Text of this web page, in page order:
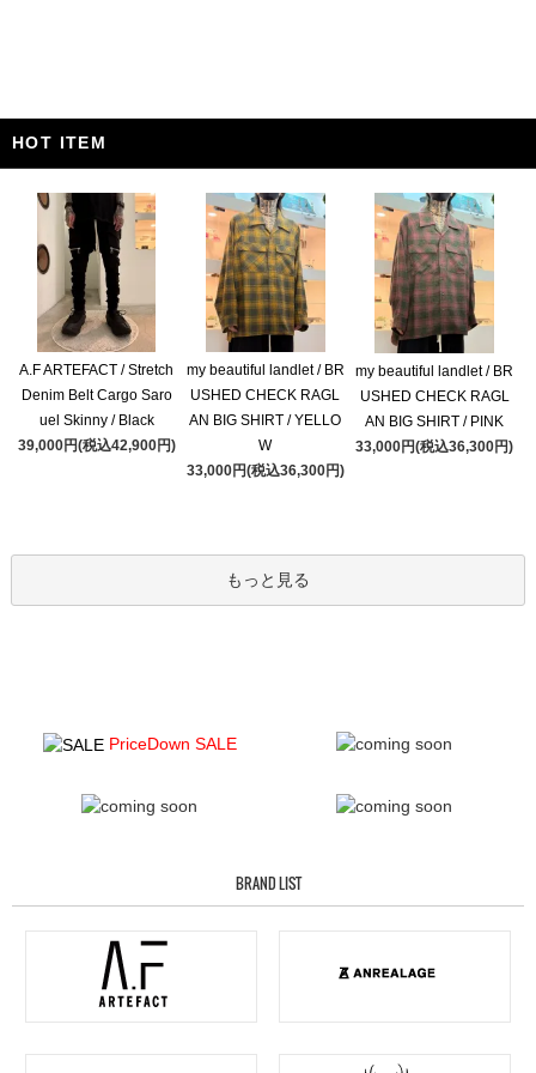
HOT ITEM
A.F ARTEFACT / Stretch
Denim Belt Cargo Saro
uel Skinny / Black
39,000円(税込42,900円)
my beautiful landlet / BR
USHED CHECK RAGL
AN BIG SHIRT / YELLO
W
33,000円(税込36,300円)
my beautiful landlet / BR
USHED CHECK RAGL
AN BIG SHIRT / PINK
33,000円(税込36,300円)
もっと見る
PriceDown SALE
BRAND LIST